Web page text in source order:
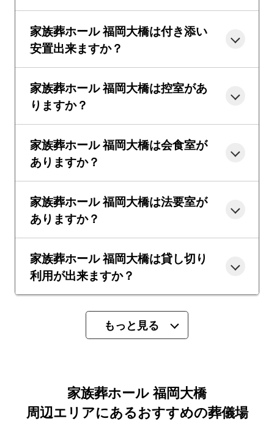
家族葬ホール 福岡大橋は付き添い
安置出来ますか？
家族葬ホール 福岡大橋は控室があ
りますか？
家族葬ホール 福岡大橋は会食室が
ありますか？
家族葬ホール 福岡大橋は法要室が
ありますか？
家族葬ホール 福岡大橋は貸し切り
利用が出来ますか？
もっと見る
家族葬ホール 福岡大橋
周辺エリアにあるおすすめの葬儀場